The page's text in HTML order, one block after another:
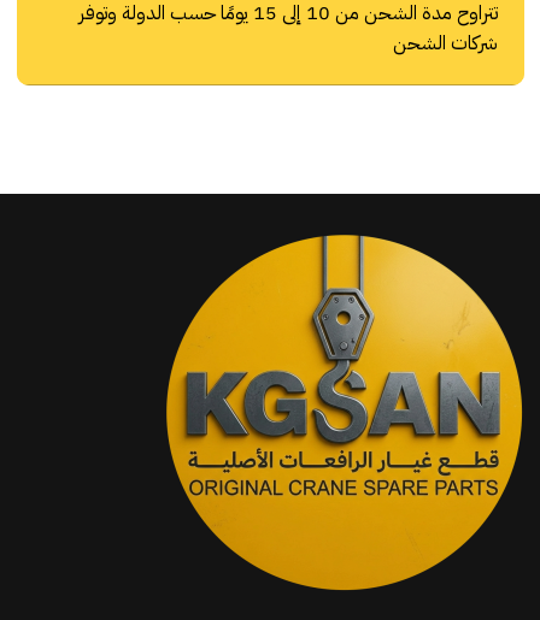
تتراوح مدة الشحن من 10 إلى 15 يومًا حسب الدولة وتوفر
شركات الشحن